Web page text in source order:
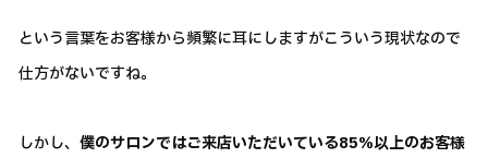
という言葉をお客様から頻繁に耳にしますがこういう現状なので
仕方がないですね。
しかし、 僕のサロンではご来店いただいている85％以上のお客様